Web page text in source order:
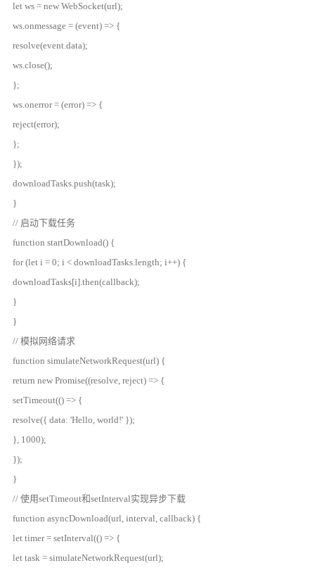
let ws = new WebSocket(url);
ws.onmessage = (event) => {
resolve(event.data);
ws.close();
};
ws.onerror = (error) => {
reject(error);
};
});
downloadTasks.push(task);
}
// 启动下载任务
function startDownload() {
for (let i = 0; i < downloadTasks.length; i++) {
downloadTasks[i].then(callback);
}
}
// 模拟网络请求
function simulateNetworkRequest(url) {
return new Promise((resolve, reject) => {
setTimeout(() => {
resolve({ data: 'Hello, world!' });
}, 1000);
});
}
// 使用setTimeout和setInterval实现异步下载
function asyncDownload(url, interval, callback) {
let timer = setInterval(() => {
let task = simulateNetworkRequest(url);